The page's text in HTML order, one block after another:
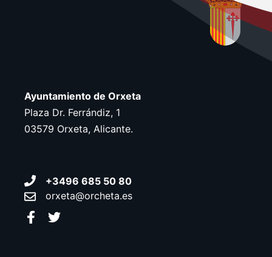
Ayuntamiento de Orxeta
Plaza Dr. Ferrándiz, 1
03579 Orxeta, Alicante.
+3496 685 50 80
orxeta@orcheta.es